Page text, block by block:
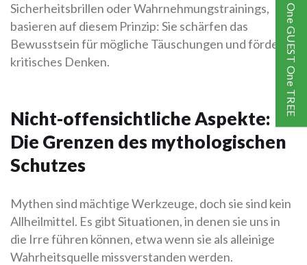
Sicherheitsbrillen oder Wahrnehmungstrainings,
basieren auf diesem Prinzip: Sie schärfen das
Bewusstsein für mögliche Täuschungen und fördern
kritisches Denken.
Nicht-offensichtliche Aspekte:
Die Grenzen des mythologischen
Schutzes
Mythen sind mächtige Werkzeuge, doch sie sind kein
Allheilmittel. Es gibt Situationen, in denen sie uns in
die Irre führen können, etwa wenn sie als alleinige
Wahrheitsquelle missverstanden werden.
One GUEST One TREE